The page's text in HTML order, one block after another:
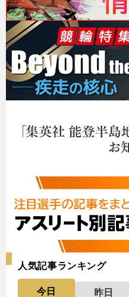
人気記事ランキング
今日 昨日